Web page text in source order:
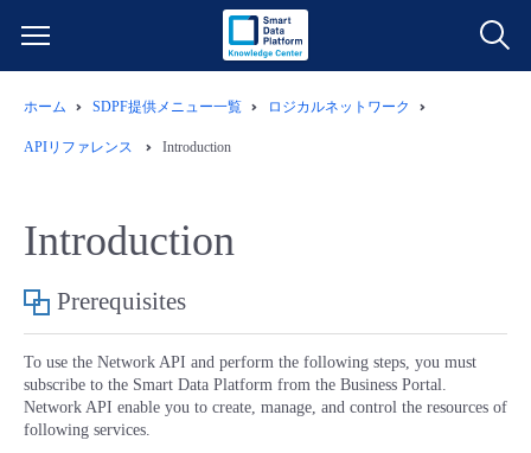
サービス一覧
クラウド/サーバー
ネットワーク
IoT
データ利活用
クラウド/サーバー
ネットワーク
料金情報
料金シミュレーター
データ利活用
■ 管理機能
ユースケース
ホーム SDPF提供メニュー一覧 ロジカルネットワーク
APIリファレンス Introduction
Introduction
Prerequisites
To use the Network API and perform the following steps, you must
subscribe to the Smart Data Platform from the Business Portal.
Network API enable you to create, manage, and control the resources of
following services.